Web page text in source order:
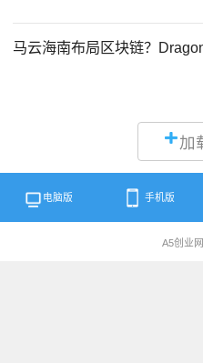
马云海南布局区块链？
加
电脑版 手机版
A5创业